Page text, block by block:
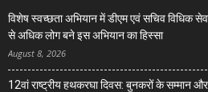
विशेष स्वच्छता अभियान में डीएम एवं सचिव विधिक
से अधिक लोग बने इस अभियान का हिस्सा
August 8, 2026
12वां राष्ट्रीय हथकरघा दिवस: बुनकरों के सम्मान और